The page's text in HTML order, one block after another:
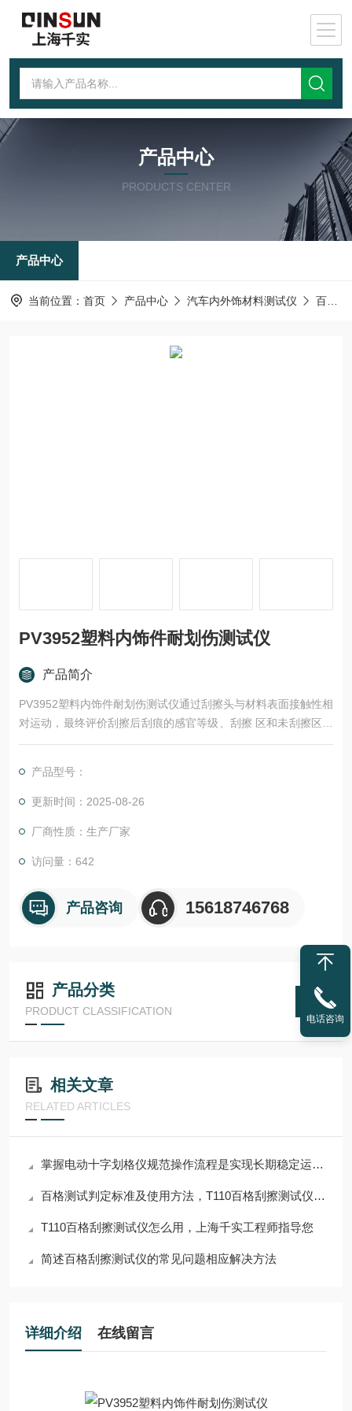
产品中心
PRODUCTS CENTER
产品中心
当前位置： 首页 产品中心 汽车内外饰材料测试仪 百格刮擦测试仪
PV3952塑料内饰件耐划伤测试仪
产品简介
PV3952塑料内饰件耐划伤测试仪通过刮擦头与材料表面接触性相
对运动，最终评价刮擦后刮痕的感官等级、刮擦 区和未刮擦区的
色差变化，或样品表面涂层刮擦后经胶带黏贴处理的脱落情况，
复性好可以帮助生产商有效的控制生产，检验产品的性能。
产品型号：
更新时间：2025-08-26
厂商性质：生产厂家
访问量：642
产品咨询 15618746768
产品分类
PRODUCT CLASSIFICATION
相关文章
RELATED ARTICLES
掌握电动十字划格仪规范操作流程是实现长期稳定运行的核心保障
百格测试判定标准及使用方法，T110百格刮擦测试仪适用
T110百格刮擦测试仪怎么用，上海千实工程师指导您
简述百格刮擦测试仪的常见问题相应解决方法
详细介绍 在线留言
电话咨询